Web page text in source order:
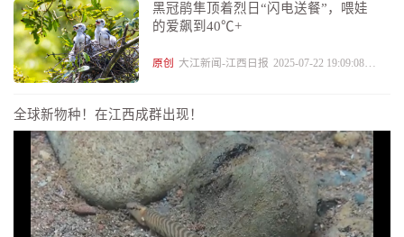
黑冠鹃隼顶着烈日“闪电送餐”，喂娃
的爱飙到40℃+
原创 大江新闻-江西日报 2025-07-22 19:09:08 评
全球新物种！在江西成群出现！